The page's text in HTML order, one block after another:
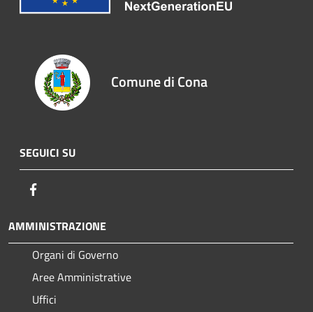
Comune di Cona
SEGUICI SU
AMMINISTRAZIONE
Organi di Governo
Aree Amministrative
Uffici